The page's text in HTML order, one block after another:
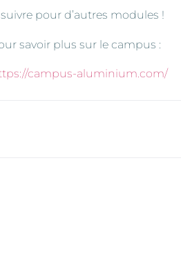
pour d’autres modules !
savoir plus sur le campus :
campus-aluminium.com/